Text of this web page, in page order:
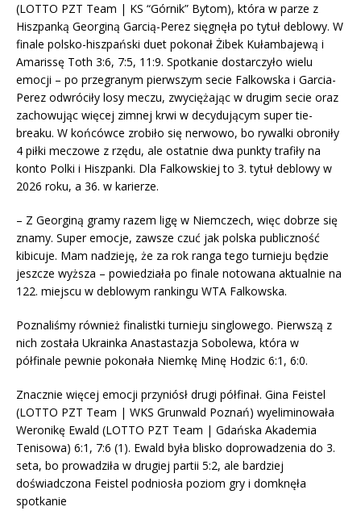
(LOTTO PZT Team | KS “Górnik” Bytom), która w parze z
Hiszpanką Georginą Garcią-Perez sięgnęła po tytuł deblowy. W
finale polsko-hiszpański duet pokonał Żibek Kułambajewą i
Amarissę Toth 3:6, 7:5, 11:9. Spotkanie dostarczyło wielu
emocji – po przegranym pierwszym secie Falkowska i Garcia-
Perez odwróciły losy meczu, zwyciężając w drugim secie oraz
zachowując więcej zimnej krwi w decydującym super tie-
breaku. W końcówce zrobiło się nerwowo, bo rywalki obroniły
4 piłki meczowe z rzędu, ale ostatnie dwa punkty trafiły na
konto Polki i Hiszpanki. Dla Falkowskiej to 3. tytuł deblowy w
2026 roku, a 36. w karierze.
– Z Georginą gramy razem ligę w Niemczech, więc dobrze się
znamy. Super emocje, zawsze czuć jak polska publiczność
kibicuje. Mam nadzieję, że za rok ranga tego turnieju będzie
jeszcze wyższa – powiedziała po finale notowana aktualnie na
122. miejscu w deblowym rankingu WTA Falkowska.
Poznaliśmy również finalistki turnieju singlowego. Pierwszą z
nich została Ukrainka Anastastazja Sobolewa, która w
półfinale pewnie pokonała Niemkę Minę Hodzic 6:1, 6:0.
Znacznie więcej emocji przyniósł drugi półfinał. Gina Feistel
(LOTTO PZT Team | WKS Grunwald Poznań) wyeliminowała
Weronikę Ewald (LOTTO PZT Team | Gdańska Akademia
Tenisowa) 6:1, 7:6 (1). Ewald była blisko doprowadzenia do 3.
seta, bo prowadziła w drugiej partii 5:2, ale bardziej
doświadczona Feistel podniosła poziom gry i domknęła
spotkanie